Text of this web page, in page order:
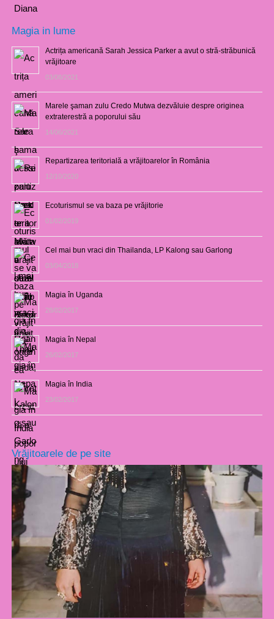
Magia in lume
Actrița americană Sarah Jessica Parker a avut o stră-străbunică
vrăjitoare
03/08/2021
Marele şaman zulu Credo Mutwa dezvăluie despre originea
extraterestră a poporului său
14/06/2021
Repartizarea teritorială a vrăjitoarelor în România
12/10/2020
Ecoturismul se va baza pe vrăjitorie
01/02/2019
Cel mai bun vraci din Thailanda, LP Kalong sau Garlong
03/04/2018
Magia în Uganda
28/02/2017
Magia în Nepal
26/02/2017
Magia în India
23/02/2017
Vrăjitoarele de pe site